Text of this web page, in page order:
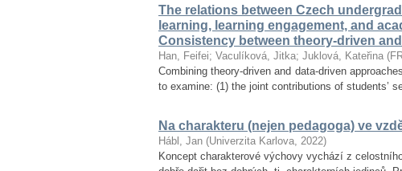
The relations between Czech
learning, learning engagement, and
Consistency between theory-driven
Han, Feifei; Vaculíková, Jitka; Juklová, Kateřina (
Combining theory-driven and data-driven
to examine: (1) the joint contributions of students’
Na charakteru (nejen pedagoga) ve
Hábl, Jan (Univerzita Karlova, 2022)
Koncept charakterové výchovy vychází z